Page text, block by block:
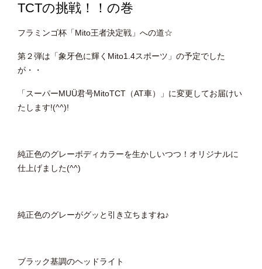
TCTの挑戦！！の巻
フラミンゴ杯「Mito王者決定戦」への道☆
第２弾は「象牙色に輝くMito1.4スポーツ」の予定でした
が・・
「スーパーMUÜ君号MitoTCT（AT車）」に変更してお届けい
たします!(^^)!
純正色のグレーボディカラーを生かしいつつ！オリジナルに
仕上げました(^^)
純正色のグレーがグッと引き立ちますね♪
ブラック基調のヘッドライト